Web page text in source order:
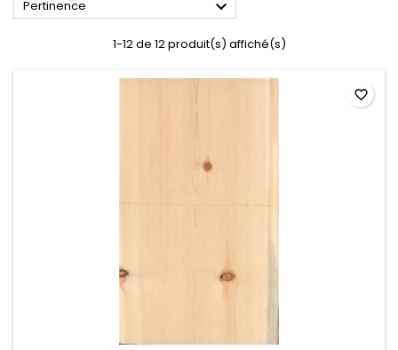
Pertinence 
1-12 de 12 produit(s) affiché(s)
favorite_border